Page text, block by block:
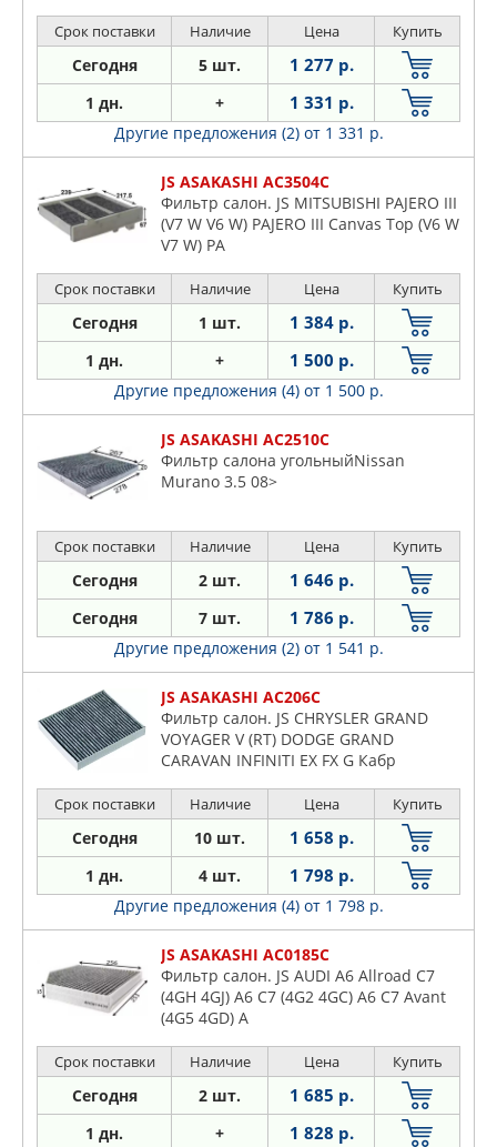
Срок поставки Наличие Цена Купить
Сегодня 5 шт. 1 277 р.
1 дн. + 1 331 р.
Другие предложения (2) от 1 331 р.
JS ASAKASHI AC3504C
Фильтр салон. JS MITSUBISHI PAJERO III
(V7 W V6 W) PAJERO III Canvas Top (V6 W
V7 W) PA
Срок поставки Наличие Цена Купить
Сегодня 1 шт. 1 384 р.
1 дн. + 1 500 р.
Другие предложения (4) от 1 500 р.
JS ASAKASHI AC2510C
Фильтр салона угольныйNissan
Murano 3.5 08>
Срок поставки Наличие Цена Купить
Сегодня 2 шт. 1 646 р.
Сегодня 7 шт. 1 786 р.
Другие предложения (2) от 1 541 р.
JS ASAKASHI AC206C
Фильтр салон. JS CHRYSLER GRAND
VOYAGER V (RT) DODGE GRAND
CARAVAN INFINITI EX FX G Кабр
Срок поставки Наличие Цена Купить
Сегодня 10 шт. 1 658 р.
1 дн. 4 шт. 1 798 р.
Другие предложения (4) от 1 798 р.
JS ASAKASHI AC0185C
Фильтр салон. JS AUDI A6 Allroad C7
(4GH 4GJ) A6 C7 (4G2 4GC) A6 C7 Avant
(4G5 4GD) A
Срок поставки Наличие Цена Купить
Сегодня 2 шт. 1 685 р.
1 дн. + 1 828 р.